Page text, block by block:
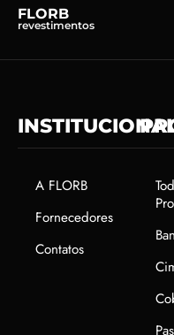
FLORB
revestimentos
A FLORB
Fornecedores
Contatos